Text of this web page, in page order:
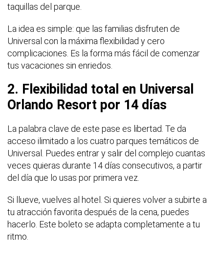
taquillas del parque.
La idea es simple: que las familias disfruten de
Universal con la máxima flexibilidad y cero
complicaciones. Es la forma más fácil de comenzar
tus vacaciones sin enriedos.
2. Flexibilidad total en Universal
Orlando Resort por 14 días
La palabra clave de este pase es libertad. Te da
acceso ilimitado a los cuatro parques temáticos de
Universal. Puedes entrar y salir del complejo cuantas
veces quieras durante 14 días consecutivos, a partir
del día que lo usas por primera vez.
Si llueve, vuelves al hotel. Si quieres volver a subirte a
tu atracción favorita después de la cena, puedes
hacerlo. Este boleto se adapta completamente a tu
ritmo.